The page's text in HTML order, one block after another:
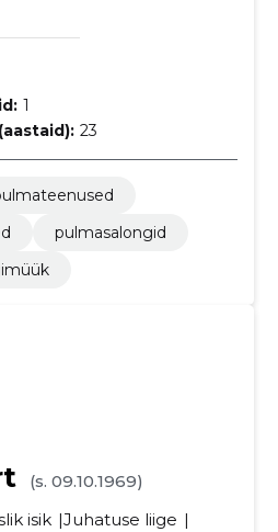
1
23
pulmasalongid
(s. 09.10.1969)
isik Juhatuse liige